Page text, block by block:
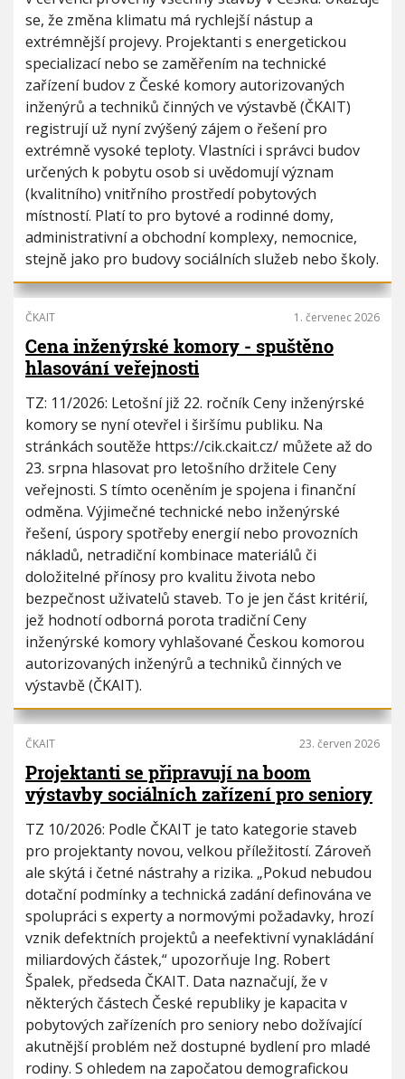
se, že změna klimatu má rychlejší nástup a
extrémnější projevy. Projektanti s energetickou
specializací nebo se zaměřením na technické
zařízení budov z České komory autorizovaných
inženýrů a techniků činných ve výstavbě (ČKAIT)
registrují už nyní zvýšený zájem o řešení pro
extrémně vysoké teploty. Vlastníci i správci budov
určených k pobytu osob si uvědomují význam
(kvalitního) vnitřního prostředí pobytových
místností. Platí to pro bytové a rodinné domy,
administrativní a obchodní komplexy, nemocnice,
stejně jako pro budovy sociálních služeb nebo školy.
ČKAIT 1. červenec 2026
Cena inženýrské komory - spuštěno
hlasování veřejnosti
TZ: 11/2026: Letošní již 22. ročník Ceny inženýrské
komory se nyní otevřel i širšímu publiku. Na
stránkách soutěže https://cik.ckait.cz/ můžete až do
23. srpna hlasovat pro letošního držitele Ceny
veřejnosti. S tímto oceněním je spojena i finanční
odměna. Výjimečné technické nebo inženýrské
řešení, úspory spotřeby energií nebo provozních
nákladů, netradiční kombinace materiálů či
doložitelné přínosy pro kvalitu života nebo
bezpečnost uživatelů staveb. To je jen část kritérií,
jež hodnotí odborná porota tradiční Ceny
inženýrské komory vyhlašované Českou komorou
autorizovaných inženýrů a techniků činných ve
výstavbě (ČKAIT).
ČKAIT 23. červen 2026
Projektanti se připravují na boom
výstavby sociálních zařízení pro seniory
TZ 10/2026: Podle ČKAIT je tato kategorie staveb
pro projektanty novou, velkou příležitostí. Zároveň
ale skýtá i četné nástrahy a rizika. „Pokud nebudou
dotační podmínky a technická zadání definována ve
spolupráci s experty a normovými požadavky, hrozí
vznik defektních projektů a neefektivní vynakládání
miliardových částek,“ upozorňuje Ing. Robert
Špalek, předseda ČKAIT. Data naznačují, že v
některých částech České republiky je kapacita v
pobytových zařízeních pro seniory nebo dožívající
akutnější problém než dostupné bydlení pro mladé
rodiny. S ohledem na započatou demografickou